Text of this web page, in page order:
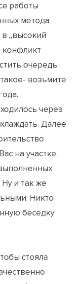
работы
метода
„высокий
конфликт
очередь
возьмите
через
Далее
на участке.
Ну и так же
Никто
беседку
стояла